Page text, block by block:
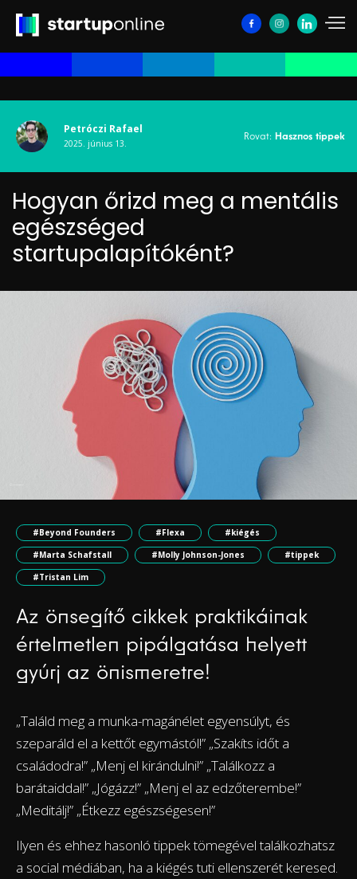
Petróczi Rafael
2025. június 13.
Rovat: Hasznos tippek
Hogyan őrizd meg a mentális
egészséged
startupalapítóként?
#Beyond Founders #Flexa
#kiégés
#Marta Schafstall
#Molly Johnson-Jones
#tippek
#Tristan Lim
Az önsegítő cikkek praktikáinak
értelmetlen pipálgatása helyett
gyúrj az önismeretre!
„Találd meg a munka-magánélet egyensúlyt, és
szeparáld el a kettőt egymástól!” „Szakíts időt a
családodra!” „Menj el kirándulni!” „Találkozz a
barátaiddal!” „Jógázz!” „Menj el az edzőterembe!”
„Meditálj!” „Étkezz egészségesen!”
Ilyen és ehhez hasonló tippek tömegével találkozhatsz
a social médiában, ha a kiégés tuti ellenszerét keresed.